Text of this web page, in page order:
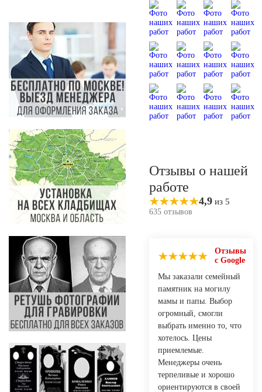
Отзывы о нашей
работе
4,9 из 5
635 отзывов
Отзывы
с Google
Мы заказали семейный
памятник на могилу
мамы и папы. Выбор
огромный, смогли
выбрать именно то, что
хотелось. Цены
приемлемые.
Менеджеры очень
терпеливые и хорошо
ориентируются в своей